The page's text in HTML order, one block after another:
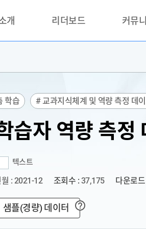
개 리더보드 커뮤
활용성과
품질가이드
학습 # 교과지식체계 및 역량 측정 데
습자 역량 측정
텍스트
: 2021-12 조회수 : 37,175 다운로
샘플(경량) 데이터 ?